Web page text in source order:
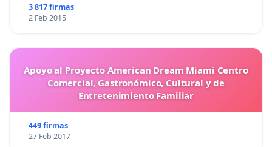
3 817 firmas
2 Feb 2015
Apoyo al Proyecto American Dream Miami Centro
Comercial, Gastronómico, Cultural y de
Entretenimiento Familiar
449 firmas
27 Feb 2017